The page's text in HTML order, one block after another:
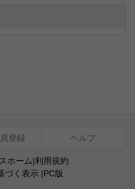
登録 ヘルプ
ホーム|利用規約
づく表示|PC版